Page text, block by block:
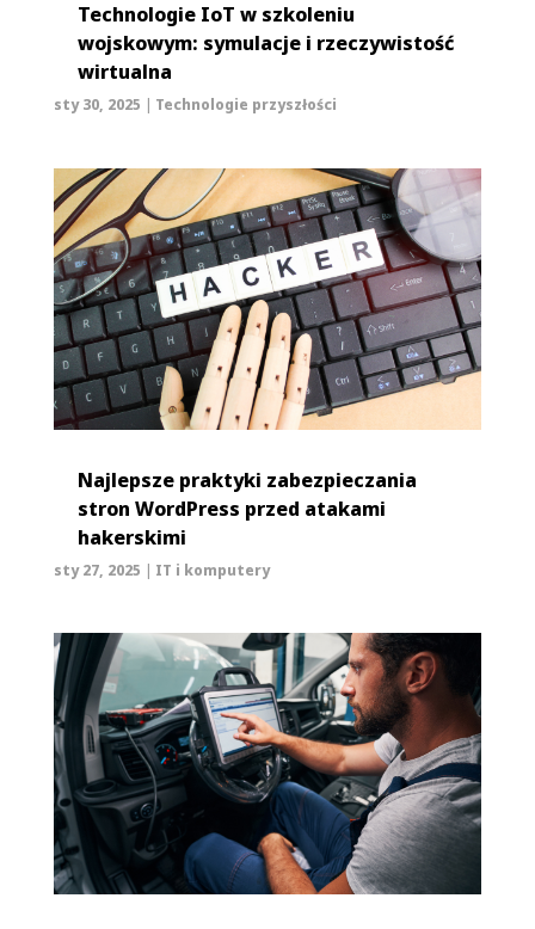
Technologie IoT w szkoleniu
wojskowym: symulacje i rzeczywistość
wirtualna
sty 30, 2025 Technologie przyszłości
Najlepsze praktyki zabezpieczania
stron WordPress przed atakami
hakerskimi
sty 27, 2025 | IT i komputery